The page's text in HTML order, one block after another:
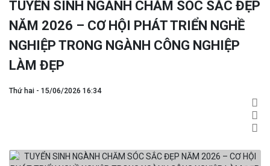
TUYỂN SINH NGÀNH CHĂM SÓC SẮC ĐẸP
NĂM 2026 – CƠ HỘI PHÁT TRIỂN NGHỀ
NGHIỆP TRONG NGÀNH CÔNG NGHIỆP
LÀM ĐẸP
Thứ hai - 15/06/2026 16:34